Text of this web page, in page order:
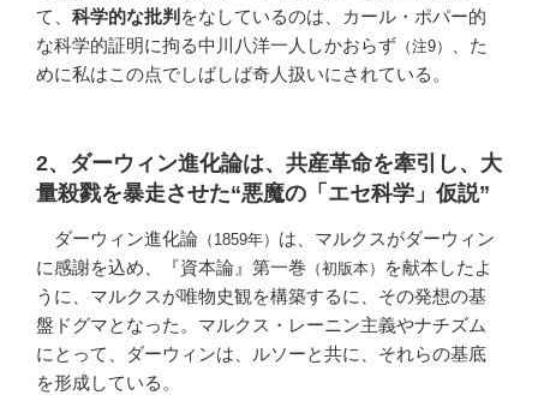
て、 科学的な批判 をなしているのは、カール・ポパー的
な科学的証明に拘る中川八洋一人しかおらず （注9）
、た
めに私はこの点でしばしば奇人扱いにされている。
2、ダーウィン進化論は、共産革命を牽引し、大
量殺戮を暴走させた“悪魔の「エセ科学」仮説”
ダーウィン進化論 （1859年） は、マルクスがダーウィン
に感謝を込め、『資本論』第一巻 （初版本）
を献本したよ
うに、マルクスが唯物史観を構築するに、その発想の基
盤ドグマとなった。マルクス・レーニン主義やナチズム
にとって、ダーウィンは、ルソーと共に、それらの基底
を形成している。